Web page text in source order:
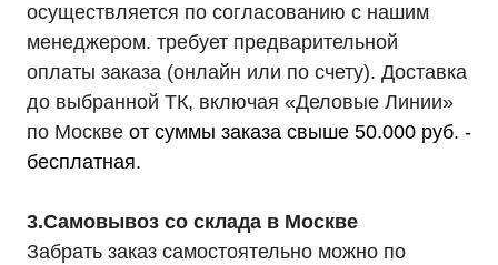
осуществляется по согласованию с нашим
менеджером. требует предварительной
оплаты заказа (онлайн или по счету). Доставка
до выбранной ТК, включая «Деловые Линии»
по Москве от суммы заказа свыше 50.000 руб. -
бесплатная.
3.Самовывоз со склада в Москве
Забрать заказ самостоятельно можно по